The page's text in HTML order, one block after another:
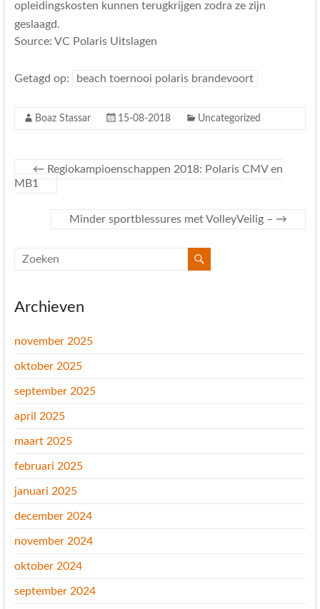
opleidingskosten kunnen terugkrijgen zodra ze zijn
geslaagd.
Source: VC Polaris Uitslagen
Getagd op: beach toernooi polaris brandevoort
Boaz Stassar 15-08-2018 Uncategorized
← Regiokampioenschappen 2018: Polaris CMV en
MB1
Minder sportblessures met VolleyVeilig – →
Archieven
november 2025
oktober 2025
september 2025
april 2025
maart 2025
februari 2025
januari 2025
december 2024
november 2024
oktober 2024
september 2024